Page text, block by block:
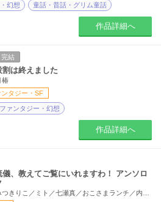
幻想
童話・昔話・グリム童話
作品詳細へ
完結
割は終えました
椿
ンタジー・SF
ファンタジー・幻想
作品詳細へ
儀、教えてご覧にいれますわ！ アンソロ
／七瀬真／おこさまランチ／内村かなめ／218／丹娜／いけだじゅん／刻田門大／八十八騎／延川祐子